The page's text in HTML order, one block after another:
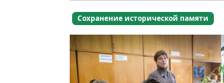
Сохранение исторической памяти